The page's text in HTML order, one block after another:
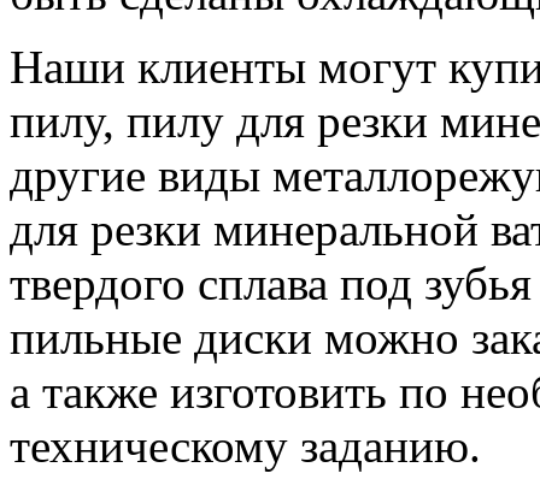
Наши клиенты могут
пилу, пилу для резки
другие виды
для резки минеральной
твердого сплава под
пильные диски можно
а также изготовить по
техническому заданию.